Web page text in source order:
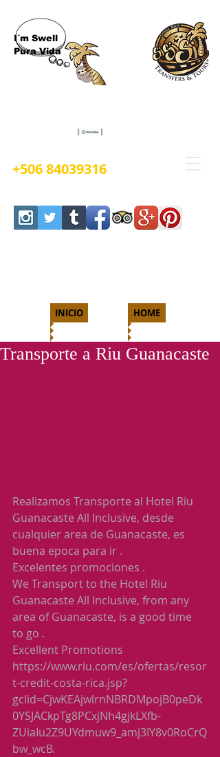
I´m Swell
Pura Vida
+506 84039316
INICIO HOME
Transporte a Riu Guanacaste
Realizamos Transporte al Hotel Riu
Guanacaste All Inclusive, desde
cualquier area de Guanacaste, es
buena epoca para ir .
Excelentes promociones .
We Transport to the Hotel Riu
Guanacaste All Inclusive, from any
area of Guanacaste, is a good time
to go .
Excellent Promotions
https://www.riu.com/es/ofertas/resor
t-credit-costa-rica.jsp?
gclid=CjwKEAjwlrnNBRDMpojB0peDk
0YSJACkpTg8PCxjNh4gjkLXfb-
ZUiaIu2Z9UYdmuw9_amj3IY8v0RoCrQ
bw_wcB.